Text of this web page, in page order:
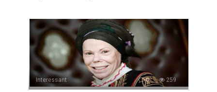
Interessant 0 259